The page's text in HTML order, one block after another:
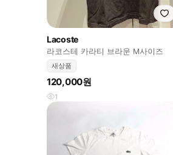
Lacoste
라코스테 카라티 브라운 M사이즈
새상품
120,000원
1